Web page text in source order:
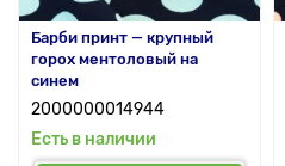
Барби принт — крупный
горох ментоловый на
синем
2000000014944
Есть в наличии